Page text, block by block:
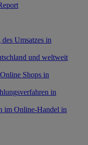
Umsatzes in
und weltweit
Shops in
in
im Online-Handel in